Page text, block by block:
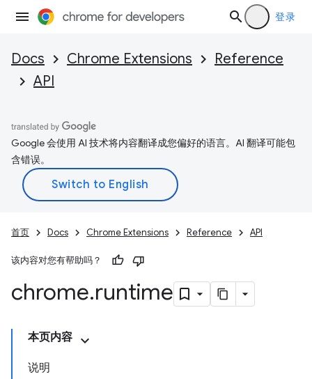
登录
Docs Chrome Extensions
Reference
API
Google 会使用 AI 技术将内容翻译成您偏好的语言。AI 翻译可能包
含错误。
首页 Docs Chrome Extensions Reference API
该内容对您有帮助吗？
chrome.runtime
本页内容
说明